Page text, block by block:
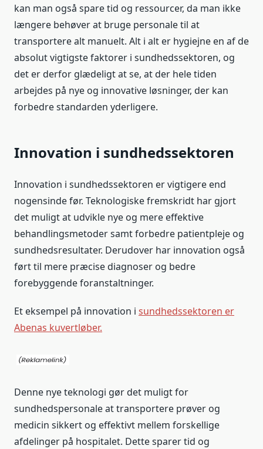
kan man også spare tid og ressourcer, da man ikke
længere behøver at bruge personale til at
transportere alt manuelt. Alt i alt er hygiejne en af de
absolut vigtigste faktorer i sundhedssektoren, og
det er derfor glædeligt at se, at der hele tiden
arbejdes på nye og innovative løsninger, der kan
forbedre standarden yderligere.
Innovation i sundhedssektoren
Innovation i sundhedssektoren er vigtigere end
nogensinde før. Teknologiske fremskridt har gjort
det muligt at udvikle nye og mere effektive
behandlingsmetoder samt forbedre patientpleje og
sundhedsresultater. Derudover har innovation også
ført til mere præcise diagnoser og bedre
forebyggende foranstaltninger.
Et eksempel på innovation i sundhedssektoren er
Abenas kuvertløber.
Denne nye teknologi gør det muligt for
sundhedspersonale at transportere prøver og
medicin sikkert og effektivt mellem forskellige
afdelinger på hospitalet. Dette sparer tid og